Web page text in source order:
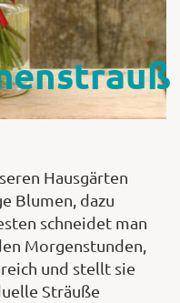
Hausgärten
Blumen, dazu
schneidet man
Morgenstunden,
und stellt sie
Sträuße